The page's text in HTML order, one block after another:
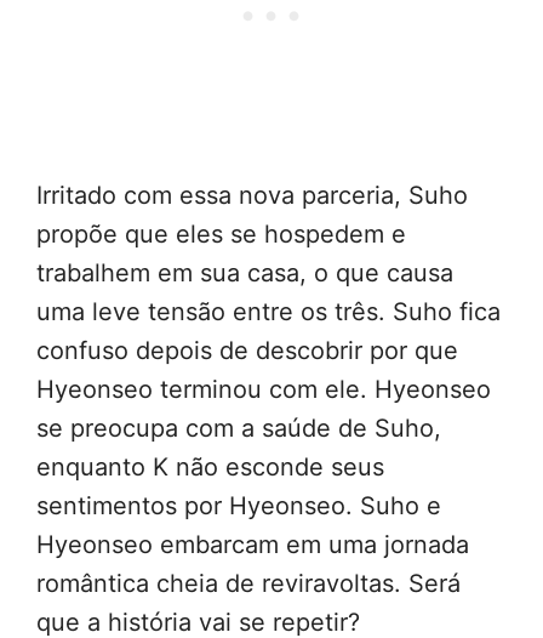
Irritado com essa nova parceria, Suho
propõe que eles se hospedem e
trabalhem em sua casa, o que causa
uma leve tensão entre os três. Suho fica
confuso depois de descobrir por que
Hyeonseo terminou com ele. Hyeonseo
se preocupa com a saúde de Suho,
enquanto K não esconde seus
sentimentos por Hyeonseo. Suho e
Hyeonseo embarcam em uma jornada
romântica cheia de reviravoltas. Será
que a história vai se repetir?